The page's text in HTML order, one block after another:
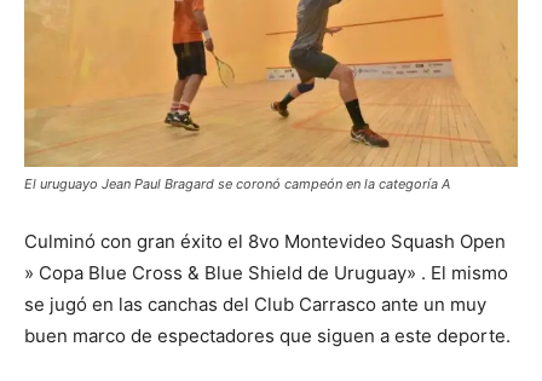
El uruguayo Jean Paul Bragard se coronó campeón en la categoría A
Culminó con gran éxito el 8vo Montevideo Squash Open
» Copa Blue Cross & Blue Shield de Uruguay» . El mismo
se jugó en las canchas del Club Carrasco ante un muy
buen marco de espectadores que siguen a este deporte.